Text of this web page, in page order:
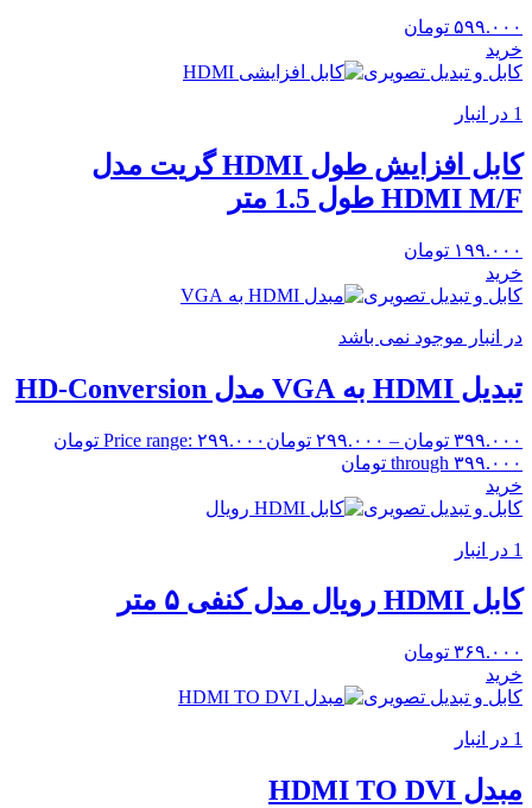
۵۹۹.۰۰۰ تومان
خرید
کابل و تبدیل تصویری
1 در انبار
کابل افزایش طول HDMI گریت مدل
HDMI M/F طول 1.5 متر
۱۹۹.۰۰۰ تومان
خرید
کابل و تبدیل تصویری
در انبار موجود نمی باشد
تبدیل HDMI به VGA مدل HD-Conversion
۳۹۹.۰۰۰ تومان – ۲۹۹.۰۰۰ تومان
Price range: ۲۹۹.۰۰۰ تومان
through ۳۹۹.۰۰۰ تومان
خرید
کابل و تبدیل تصویری
1 در انبار
کابل HDMI رویال مدل کنفی ۵ متر
۳۶۹.۰۰۰ تومان
خرید
کابل و تبدیل تصویری
1 در انبار
مبدل HDMI TO DVI